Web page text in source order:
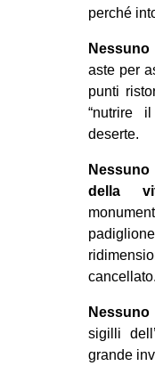
perché
aste per
punti
“nutrire
deserte.
della
cancellato.
Nessuno
sigilli
grande